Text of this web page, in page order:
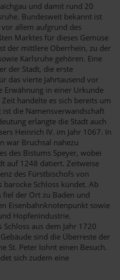
und damit rund 20
Bundesweit bekannt ist
allem aufgrund des
Marktes für dieses Gemüse
der mittlere Oberrhein, zu der
Karlsruhe gehören. Eine
der Stadt, die erste
das vierte Jahrtausend vor
Erwähnung in einer Urkunde
handelte es sich bereits um
die Namensverwandschaft
erlangte die Stadt auch
Heinrich IV. im Jahr 1067. In
war Bruchsal nahezu
des Bistums Speyer, wobei
auf 1248 datiert. Zeitweise
des Fürstbischofs von
Schloss kündet. Ab
fiel der Ort zu Baden und
Eisenbahnknotenpunkt sowie
Hopfenindustrie.
aus dem Jahr 1720
sind die Überreste der
St. Peter lohnt einen Besuch.
sich zudem eine